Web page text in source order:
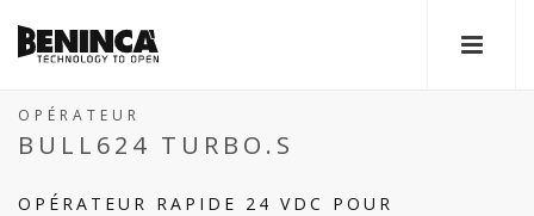
OPÉRATEUR
BULL624 TURBO.S
OPÉRATEUR RAPIDE 24 VDC POUR